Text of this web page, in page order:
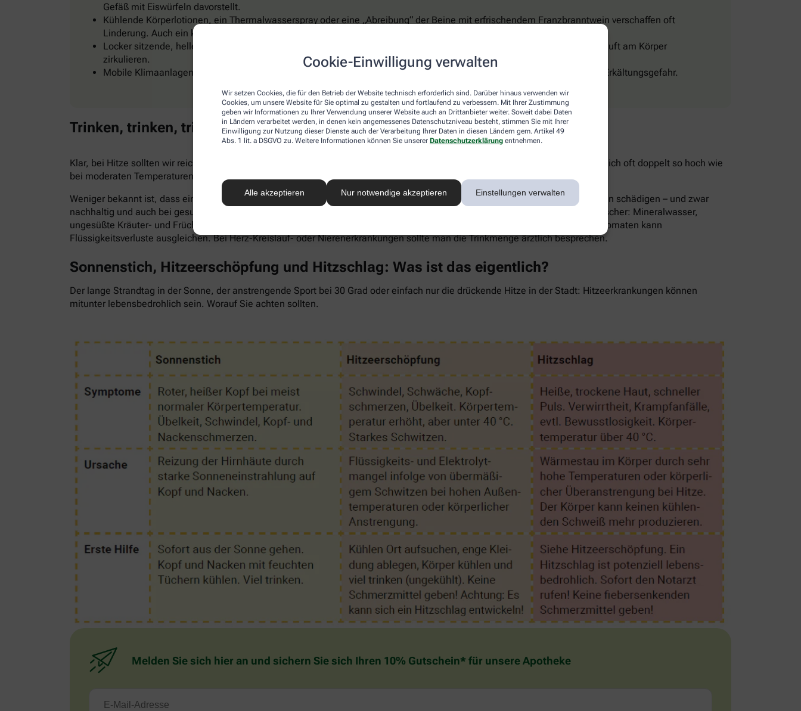
Cookie-Einwilligung verwalten
Wir setzen Cookies, die für den Betrieb der Website technisch erforderlich sind. Darüber hinaus verwenden wir
Cookies, um unsere Website für Sie optimal zu gestalten und fortlaufend zu verbessern. Mit Ihrer Zustimmung
geben wir Informationen zu Ihrer Verwendung unserer Website auch an Drittanbieter weiter. Soweit dabei Daten
in Ländern verarbeitet werden, in denen kein angemessenes Datenschutzniveau besteht, stimmen Sie mit Ihrer
Einwilligung zur Nutzung dieser Dienste auch der Verarbeitung Ihrer Daten in diesen Ländern gem. Artikel 49
Abs. 1 lit. a DSGVO zu. Weitere Informationen können Sie unserer Datenschutzerklärung entnehmen.
Alle akzeptieren Nur notwendige akzeptieren Einstellungen verwalten
Gefäß mit Eiswürfeln davorstellt.
Kühlende Körperlotionen, ein Thermalwasserspray oder eine „Abreibung“ der Beine mit erfrischendem Franzbranntwein verschaffen oft
Linderung. Auch ein kühles Fußbad oder feuchte Umschläge auf Arme, Beine, Stirn oder Nacken sind eine Wohltat.
Locker sitzende, helle Kleidung, zum Beispiel aus Leinen, reflektiert das Sonnenlicht, ist luftdurchlässig und lässt die Luft am Körper
zirkulieren.
Mobile Klimaanlagen gibt es im Baumarkt schon für rund 150 Euro. Aber Vorsicht: Nicht zu kalt einstellen, sonst droht Erkältungsgefahr.
Trinken, trinken, trinken!
Klar, bei Hitze sollten wir reichlich trinken, um den Flüssigkeitsverlust durch Schwitzen auszugleichen. Der ist im Sommer nämlich oft doppelt so hoch wie
bei moderaten Temperaturen. Trinken wir zu wenig, sind Kopfschmerzen und Konzentrationsprobleme meist die Folge.
Weniger bekannt ist, dass ein Flüssigkeitsmangel auch anderen Organen zusetzt. So kann Hitzestress auch ernsthaft die Nieren schädigen – und zwar
nachhaltig und auch bei gesunden Menschen. Als Faustregel gilt: Zwei bis drei Liter täglich sollten es sein. Die besten Durstlöscher: Mineralwasser,
ungesüßte Kräuter- und Früchtetees oder verdünnte Säfte. Auch wasserreiches Obst und Gemüse wie Melonen, Gurken oder Tomaten kann
Flüssigkeitsverluste ausgleichen. Bei Herz-Kreislauf- oder Nierenerkrankungen sollte man die Trinkmenge ärztlich besprechen.
Sonnenstich, Hitzeerschöpfung und Hitzschlag: Was ist das eigentlich?
Der lange Strandtag in der Sonne, der anstrengende Sport bei 30 Grad oder einfach nur die drückende Hitze in der Stadt: Hitzeerkrankungen können
mitunter lebensbedrohlich sein. Worauf Sie achten sollten.
Melden Sie sich hier an und sichern Sie sich Ihren 10% Gutschein* für unsere Apotheke